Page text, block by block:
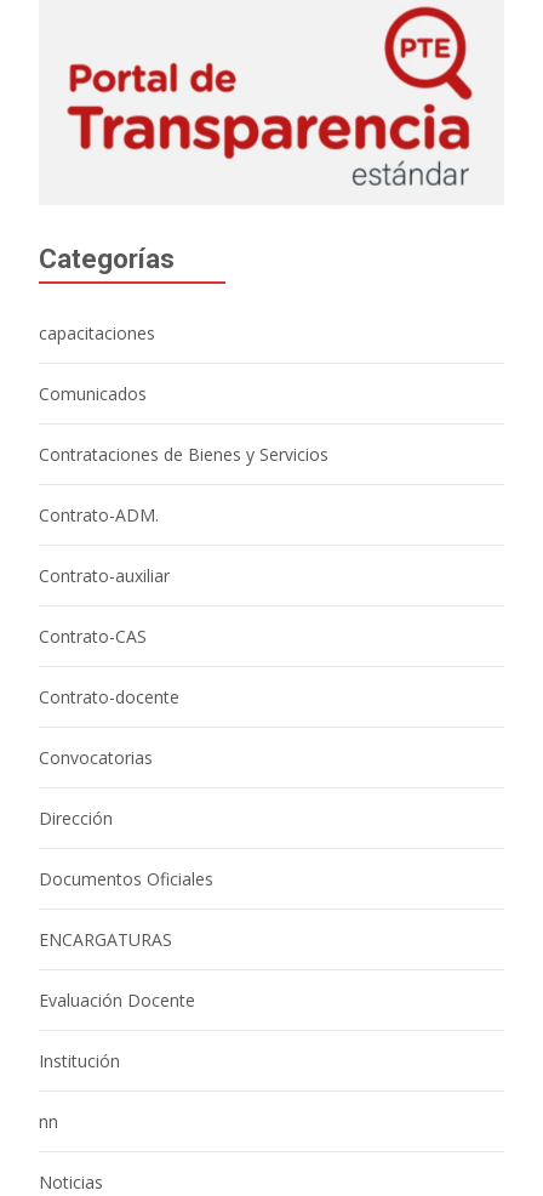
Categorías
capacitaciones
Comunicados
Contrataciones de Bienes y Servicios
Contrato-ADM.
Contrato-auxiliar
Contrato-CAS
Contrato-docente
Convocatorias
Dirección
Documentos Oficiales
ENCARGATURAS
Evaluación Docente
Institución
nn
Noticias